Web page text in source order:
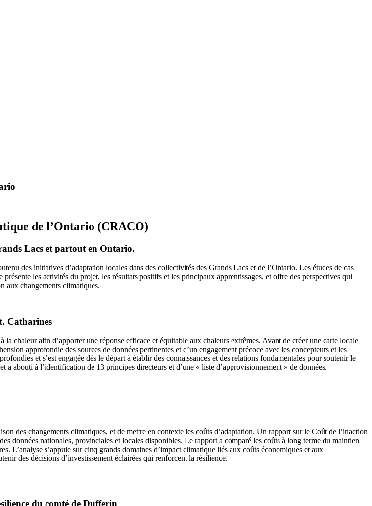
de l’Ontario (CRACO)
Lacs et partout en Ontario.
des initiatives d’adaptation locales dans des collectivités des Grands Lacs et de l’Ontario. Les études de cas
les activités du projet, les résultats positifs et les principaux apprentissages, et offre des perspectives qui
aux changements climatiques.
Catharines
chaleur afin d’apporter une réponse efficace et équitable aux chaleurs extrêmes. Avant de créer une carte locale
approfondie des sources de données pertinentes et d’un engagement précoce avec les concepteurs et les
et s’est engagée dès le départ à établir des connaissances et des relations fondamentales pour soutenir le
abouti à l’identification de 13 principes directeurs et d’une « liste d’approvisionnement » de données.
des changements climatiques, et de mettre en contexte les coûts d’adaptation. Un rapport sur le Coût de l’inaction
données nationales, provinciales et locales disponibles. Le rapport a comparé les coûts à long terme du maintien
L’analyse s’appuie sur cinq grands domaines d’impact climatique liés aux coûts économiques et aux
des décisions d’investissement éclairées qui renforcent la résilience.
du comté de Dufferin